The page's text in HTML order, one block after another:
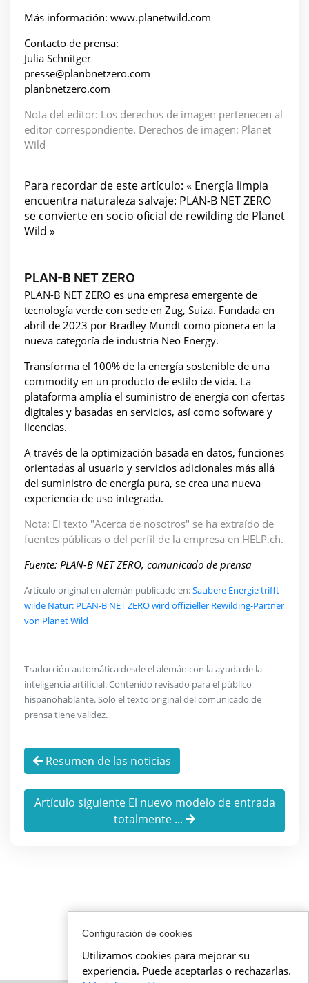
Más información: www.planetwild.com
Contacto de prensa:
Julia Schnitger
presse@planbnetzero.com
planbnetzero.com
Nota del editor: Los derechos de imagen pertenecen al
editor correspondiente. Derechos de imagen: Planet
Wild
Para recordar de este artículo: « Energía limpia
encuentra naturaleza salvaje: PLAN-B NET ZERO
se convierte en socio oficial de rewilding de Planet
Wild »
PLAN-B NET ZERO
PLAN-B NET ZERO es una empresa emergente de
tecnología verde con sede en Zug, Suiza. Fundada en
abril de 2023 por Bradley Mundt como pionera en la
nueva categoría de industria Neo Energy.
Transforma el 100% de la energía sostenible de una
commodity en un producto de estilo de vida. La
plataforma amplía el suministro de energía con ofertas
digitales y basadas en servicios, así como software y
licencias.
A través de la optimización basada en datos, funciones
orientadas al usuario y servicios adicionales más allá
del suministro de energía pura, se crea una nueva
experiencia de uso integrada.
Nota: El texto "Acerca de nosotros" se ha extraído de
fuentes públicas o del perfil de la empresa en HELP.ch.
Fuente: PLAN-B NET ZERO, comunicado de prensa
Artículo original en alemán publicado en:Saubere Energie trifft
wilde Natur: PLAN-B NET ZERO wird offizieller Rewilding-Partner
von Planet Wild
Traducción automática desde el alemán con la ayuda de la
inteligencia artificial. Contenido revisado para el público
hispanohablante. Solo el texto original del comunicado de
prensa tiene validez.
Resumen de las noticias
Artículo siguiente El nuevo modelo de entrada
totalmente ...
Configuración de cookies
Utilizamos cookies para mejorar su
experiencia. Puede aceptarlas o rechazarlas.